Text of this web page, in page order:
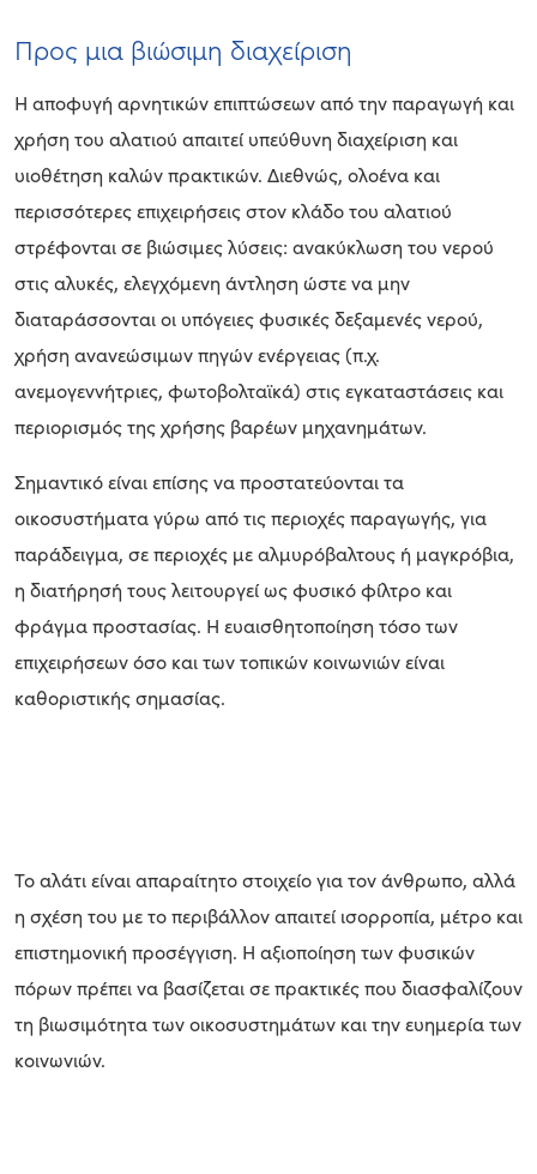
Προς μια βιώσιμη διαχείριση
Η αποφυγή αρνητικών επιπτώσεων από την παραγωγή και
χρήση του αλατιού απαιτεί υπεύθυνη διαχείριση και
υιοθέτηση καλών πρακτικών. Διεθνώς, ολοένα και
περισσότερες επιχειρήσεις στον κλάδο του αλατιού
στρέφονται σε βιώσιμες λύσεις: ανακύκλωση του νερού
στις αλυκές, ελεγχόμενη άντληση ώστε να μην
διαταράσσονται οι υπόγειες φυσικές δεξαμενές νερού,
χρήση ανανεώσιμων πηγών ενέργειας (π.χ.
ανεμογεννήτριες, φωτοβολταϊκά) στις εγκαταστάσεις και
περιορισμός της χρήσης βαρέων μηχανημάτων.
Σημαντικό είναι επίσης να προστατεύονται τα
οικοσυστήματα γύρω από τις περιοχές παραγωγής, για
παράδειγμα, σε περιοχές με αλμυρόβαλτους ή μαγκρόβια,
η διατήρησή τους λειτουργεί ως φυσικό φίλτρο και
φράγμα προστασίας. Η ευαισθητοποίηση τόσο των
επιχειρήσεων όσο και των τοπικών κοινωνιών είναι
καθοριστικής σημασίας.
Το αλάτι είναι απαραίτητο στοιχείο για τον άνθρωπο, αλλά
η σχέση του με το περιβάλλον απαιτεί ισορροπία, μέτρο και
επιστημονική προσέγγιση. Η αξιοποίηση των φυσικών
πόρων πρέπει να βασίζεται σε πρακτικές που διασφαλίζουν
τη βιωσιμότητα των οικοσυστημάτων και την ευημερία των
κοινωνιών.